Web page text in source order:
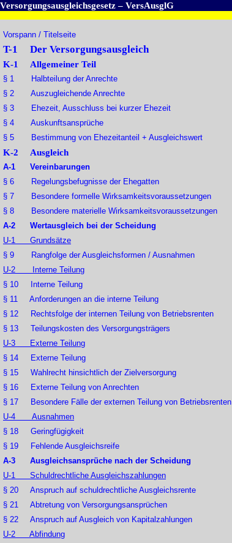
Versorgungsausgleichsgesetz – VersAusglG
Vorspann / Titelseite
T-1 Der Versorgungsausgleich
K-1 Allgemeiner Teil
§ 1 Halbteilung der Anrechte
§ 2 Auszugleichende Anrechte
§ 3 Ehezeit, Ausschluss bei kurzer Ehezeit
§ 4 Auskunftsansprüche
§ 5 Bestimmung von Ehezeitanteil + Ausgleichswert
K-2 Ausgleich
A-1 Vereinbarungen
§ 6 Regelungsbefugnisse der Ehegatten
§ 7 Besondere formelle Wirksamkeitsvoraussetzungen
§ 8 Besondere materielle Wirksamkeitsvoraussetzungen
A-2 Wertausgleich bei der Scheidung
U-1 Grundsätze
§ 9 Rangfolge der Ausgleichsformen / Ausnahmen
U-2 Interne Teilung
§ 10 Interne Teilung
§ 11 Anforderungen an die interne Teilung
§ 12 Rechtsfolge der internen Teilung von Betriebsrenten
§ 13 Teilungskosten des Versorgungsträgers
U-3 Externe Teilung
§ 14 Externe Teilung
§ 15 Wahlrecht hinsichtlich der Zielversorgung
§ 16 Externe Teilung von Anrechten
§ 17 Besondere Fälle der externen Teilung von Betriebsrenten
U-4 Ausnahmen
§ 18 Geringfügigkeit
§ 19 Fehlende Ausgleichsreife
A-3 Ausgleichsansprüche nach der Scheidung
U-1 Schuldrechtliche Ausgleichszahlungen
§ 20 Anspruch auf schuldrechtliche Ausgleichsrente
§ 21 Abtretung von Versorgungsansprüchen
§ 22 Anspruch auf Ausgleich von Kapitalzahlungen
U-2 Abfindung